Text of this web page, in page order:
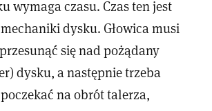
wymaga czasu. Czas ten jest
dysku. Głowica musi
się nad pożądany
dysku, a następnie trzeba
na obrót talerza,